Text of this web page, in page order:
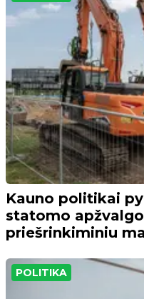
Kauno politikai
statomo
priešrinkiminiu
POLITIKA